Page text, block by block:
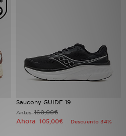
Saucony GUIDE 19
Antes160,00€
Ahora 105,00€ Descuento 34%